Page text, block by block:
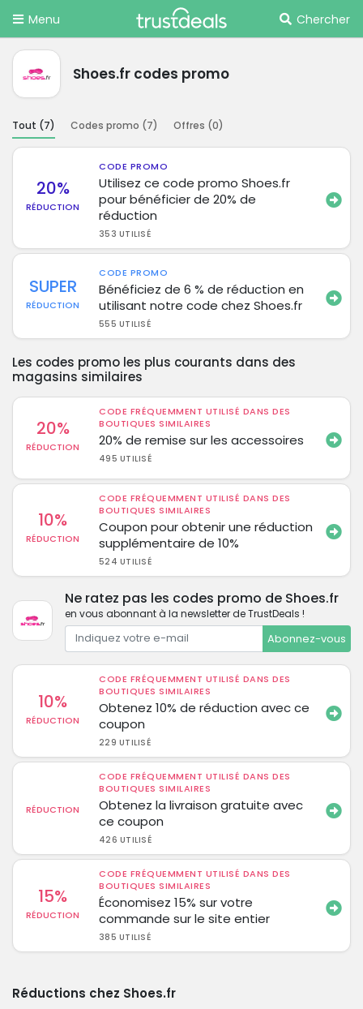
Menu Chercher
Shoes.fr codes promo
Tout (7) Codes promo (7) Offres (0)
20%
RÉDUCTION
CODE PROMO
Utilisez ce code promo Shoes.fr
pour bénéficier de 20% de
réduction
353 UTILISÉ
SUPER
RÉDUCTION
CODE PROMO
Bénéficiez de 6 % de réduction en
utilisant notre code chez Shoes.fr
555 UTILISÉ
Les codes promo les plus courants dans des
magasins similaires
20%
RÉDUCTION
CODE FRÉQUEMMENT UTILISÉ DANS DES
BOUTIQUES SIMILAIRES
20% de remise sur les accessoires
495 UTILISÉ
10%
RÉDUCTION
CODE FRÉQUEMMENT UTILISÉ DANS DES
BOUTIQUES SIMILAIRES
Coupon pour obtenir une réduction
supplémentaire de 10%
524 UTILISÉ
Ne ratez pas les codes promo de Shoes.fr
en vous abonnant à la newsletter de TrustDeals !
Abonnez-vous
10%
RÉDUCTION
CODE FRÉQUEMMENT UTILISÉ DANS DES
BOUTIQUES SIMILAIRES
Obtenez 10% de réduction avec ce
coupon
229 UTILISÉ
RÉDUCTION
CODE FRÉQUEMMENT UTILISÉ DANS DES
BOUTIQUES SIMILAIRES
Obtenez la livraison gratuite avec
ce coupon
426 UTILISÉ
15%
RÉDUCTION
CODE FRÉQUEMMENT UTILISÉ DANS DES
BOUTIQUES SIMILAIRES
Économisez 15% sur votre
commande sur le site entier
385 UTILISÉ
Réductions chez Shoes.fr